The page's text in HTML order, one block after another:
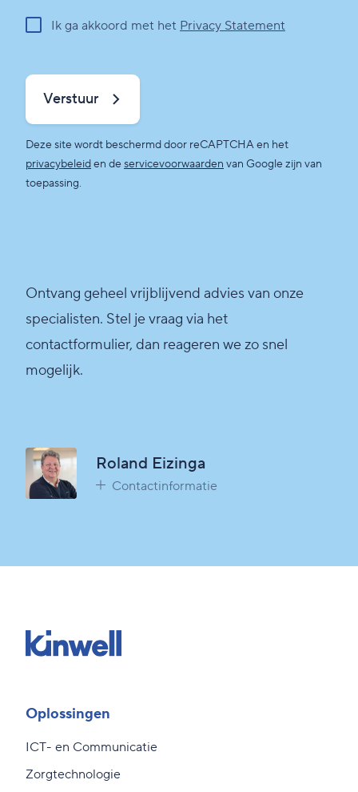
Ik ga akkoord met het Privacy Statement
Verstuur
Deze site wordt beschermd door reCAPTCHA en het
privacybeleiden de servicevoorwaarden van Google zijn van
toepassing.
Ontvang geheel vrijblijvend advies van onze
specialisten. Stel je vraag via het
contactformulier, dan reageren we zo snel
mogelijk.
Roland Eizinga
Contactinformatie
Oplossingen
ICT- en Communicatie
Zorgtechnologie